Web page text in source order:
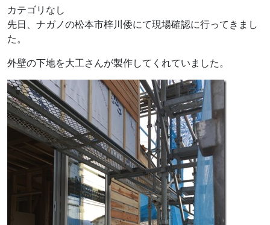
カテゴリなし
先日、ナガノの松本市梓川倭にて現場確認に行ってきまし
た。
外壁の下地を大工さんが製作してくれていました。